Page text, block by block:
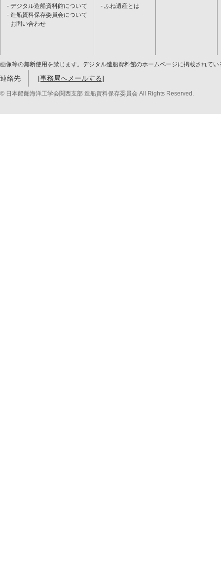
デジタル造船資料館について
造船資料保存委員会について
お問い合わせ
ふね遺産とは
画像等の無断使用を禁じます。デジタル造船資料館のホームページに掲載されて
連絡先 [事務局へメールする]
© 日本船舶海洋工学会関西支部 造船資料保存委員会 All Rights Reserved.